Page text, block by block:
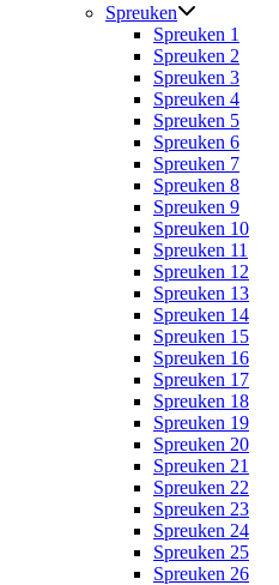
Spreuken
Spreuken 1
Spreuken 2
Spreuken 3
Spreuken 4
Spreuken 5
Spreuken 6
Spreuken 7
Spreuken 8
Spreuken 9
Spreuken 10
Spreuken 11
Spreuken 12
Spreuken 13
Spreuken 14
Spreuken 15
Spreuken 16
Spreuken 17
Spreuken 18
Spreuken 19
Spreuken 20
Spreuken 21
Spreuken 22
Spreuken 23
Spreuken 24
Spreuken 25
Spreuken 26